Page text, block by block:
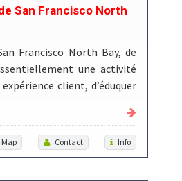
San Francisco North
Francisco North Bay, de
une activité
client, d’éduquer
Map Contact Info